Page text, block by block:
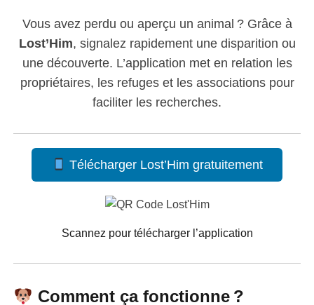
Vous avez perdu ou aperçu un animal ? Grâce à
Lost’Him, signalez rapidement une disparition ou
une découverte. L’application met en relation les
propriétaires, les refuges et les associations pour
faciliter les recherches.
Télécharger Lost’Him gratuitement
Scannez pour télécharger l’application
Comment ça fonctionne ?